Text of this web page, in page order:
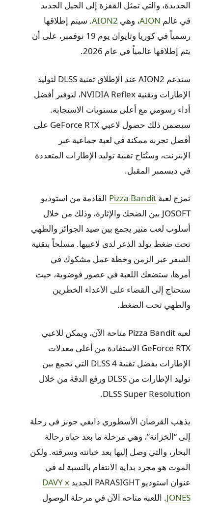
الجديدة، والتي تمثل القفزة إلى الجيل الجديد
في عالم AION، وهي AION2. سيتم إطلاقها
رسمياً في كوريا وتايوان يوم 19 نوفمبر، على أن
يتم إطلاقها عالمياً في عام 2026.
ستدعم AION2 عند الإطلاق تقنية DLSS لتوليد
الإطارات وتقنية NVIDIA Reflex، لتوفير أفضل
أداء رسومي مع أعلى مستويات الاستجابة.
سيضمن ذلك حصول لاعبي GeForce RTX على
أفضل تجربة ممكنة في لعبة جماعية عبر
الإنترنت، وستُتاح تقنية توليد الإطارات المتعددة
في ديسمبر المقبل.
تمزج لعبة Pizza Bandit القادمة من استوديو
JOSOFT بين الضحك والإثارة، وذلك من خلال
أسلوب لعب مثير يجمع بين صيد الجوائز والطهي
تحت ضغط يولد الذعر لدى لاعبيها. مسلحاً بتقنية
السفر عبر الزمن وخطة عمل مشكوك في
أمرها، ستضعك اللعبة في عصور فوضوية، حيث
ستحتاج إلى القضاء على الأعداء الخطرين
والطهي تحت الضغط.
لعبة Pizza Bandit متاحة الآن، ويمكن للاعبي
GeForce RTX الاستفادة من أعلى معدلات
الإطارات بفضل تقنية DLSS 4 التي تجمع بين
توليد الإطارات من DLSS ورفع الدقة من خلال
DLSS Super Resolution.
يذهب القرصان الأسطوري دايفي جونز في رحلة
إلى “الخزانة”، وهي مرحلة ما بعد حياة رحالة
البحار، والتي وصل إليها بعد خيانته وسرقته. ولكن
الموت هو مجرد بداية الانتقام بالنسبة له في
عنوان استوديو PARASIGHT الجديد
DAVY x
JONES. اللعبة متاحة الآن في مرحلة الوصول